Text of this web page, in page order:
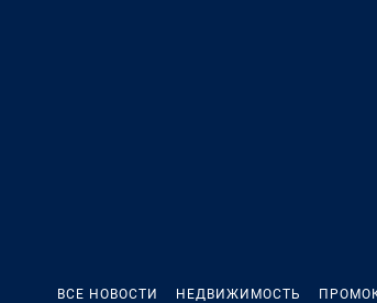
ВСЕ НОВОСТИ НЕДВИЖИМОСТЬ